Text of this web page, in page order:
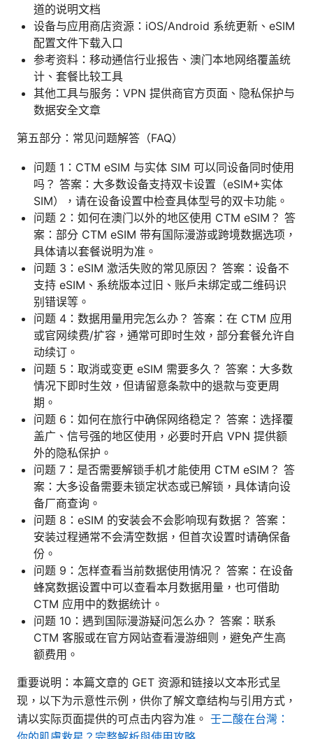
道的说明文档
设备与应用商店资源：iOS/Android 系统更新、eSIM
配置文件下载入口
参考资料：移动通信行业报告、澳门本地网络覆盖统
计、套餐比较工具
其他工具与服务：VPN 提供商官方页面、隐私保护与
数据安全文章
第五部分：常见问题解答（FAQ）
问题 1：CTM eSIM 与实体 SIM 可以同设备同时使用
吗？ 答案：大多数设备支持双卡设置（eSIM+实体
SIM），请在设备设置中检查具体型号的双卡功能。
问题 2：如何在澳门以外的地区使用 CTM eSIM？ 答
案：部分 CTM eSIM 带有国际漫游或跨境数据选项，
具体请以套餐说明为准。
问题 3：eSIM 激活失败的常见原因？ 答案：设备不
支持 eSIM、系统版本过旧、账户未绑定或二维码识
别错误等。
问题 4：数据用量用完怎么办？ 答案：在 CTM 应用
或官网续费/扩容，通常可即时生效，部分套餐允许自
动续订。
问题 5：取消或变更 eSIM 需要多久？ 答案：大多数
情况下即时生效，但请留意条款中的退款与变更周
期。
问题 6：如何在旅行中确保网络稳定？ 答案：选择覆
盖广、信号强的地区使用，必要时开启 VPN 提供额
外的隐私保护。
问题 7：是否需要解锁手机才能使用 CTM eSIM？ 答
案：大多设备需要未锁定状态或已解锁，具体请向设
备厂商查询。
问题 8：eSIM 的安装会不会影响现有数据？ 答案：
安装过程通常不会清空数据，但首次设置时请确保备
份。
问题 9：怎样查看当前数据使用情况？ 答案：在设备
蜂窝数据设置中可以查看本月数据用量，也可借助
CTM 应用中的数据统计。
问题 10：遇到国际漫游疑问怎么办？ 答案：联系
CTM 客服或在官方网站查看漫游细则，避免产生高
额费用。
重要说明：本篇文章的 GET 资源和链接以文本形式呈
现，以下为示意性示例，供你了解文章结构与引用方式，
请以实际页面提供的可点击内容为准。 壬二酸在台灣：